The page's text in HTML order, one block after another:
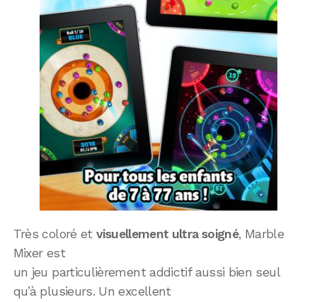
Très coloré etvisuellement ultra soigné, Marble
Mixer est
un jeu particulièrement addictif aussi bien seul
qu’à plusieurs. Un excellent